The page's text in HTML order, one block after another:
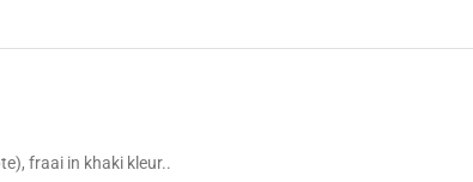
fraai in khaki kleur..